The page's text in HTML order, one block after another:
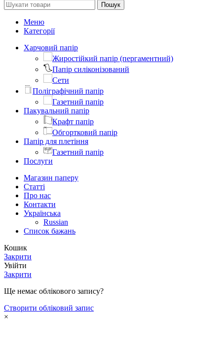
Пошук
Меню
Категорії
Харчовий папір
Жиростійкий папір (пергаментний)
Папір силіконізований
Сети
Поліграфічний папір
Газетний папір
Пакувальний папір
Крафт папір
Обгортковий папір
Папір для плетіння
Газетний папір
Послуги
Магазин паперу
Статті
Про нас
Контакти
Українська
Russian
Список бажань
Кошик
Закрити
Увійти
Закрити
Ще немає облікового запису?
Створити обліковий запис
×